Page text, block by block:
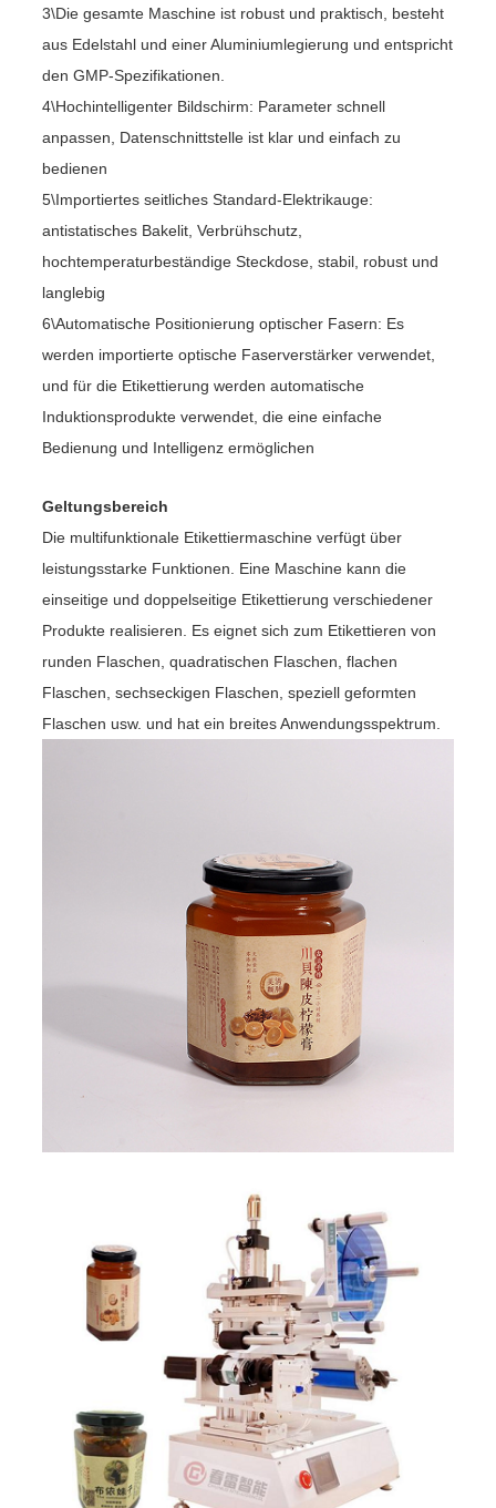
3\Die gesamte Maschine ist robust und praktisch, besteht
aus Edelstahl und einer Aluminiumlegierung und entspricht
den GMP-Spezifikationen.
4\Hochintelligenter Bildschirm: Parameter schnell
anpassen, Datenschnittstelle ist klar und einfach zu
bedienen
5\Importiertes seitliches Standard-Elektrikauge:
antistatisches Bakelit, Verbrühschutz,
hochtemperaturbeständige Steckdose, stabil, robust und
langlebig
6\Automatische Positionierung optischer Fasern: Es
werden importierte optische Faserverstärker verwendet,
und für die Etikettierung werden automatische
Induktionsprodukte verwendet, die eine einfache
Bedienung und Intelligenz ermöglichen
Geltungsbereich
Die multifunktionale Etikettiermaschine verfügt über
leistungsstarke Funktionen. Eine Maschine kann die
einseitige und doppelseitige Etikettierung verschiedener
Produkte realisieren. Es eignet sich zum Etikettieren von
runden Flaschen, quadratischen Flaschen, flachen
Flaschen, sechseckigen Flaschen, speziell geformten
Flaschen usw. und hat ein breites Anwendungsspektrum.